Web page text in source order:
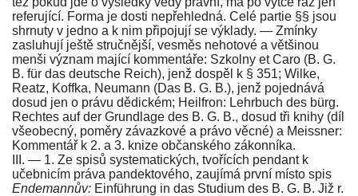
referující. Forma je dosti nepřehledná. Celé partie §§ jsou
shrnuty v jedno a k nim připojují se výklady. — Zmínky
zasluhují ještě stručnější, vesměs nehotové a většinou
menši význam mající kommentáře: Szkolny et Caro (B. G.
B. für das deutsche Reich), jenž dospěl k § 351; Wilke,
Reatz, Koffka, Neumann (Das B. G. B.), jenž pojednává
dosud jen o právu dědickém; Heilfron: Lehrbuch des bürg.
Rechtes auf der Grundlage des B. G. B., dosud tři knihy (díl
všeobecný, poměry závazkové a právo věcné) a Meissner:
Kommentář k 2. a 3. knize občanského zákonníka.
III. — 1. Ze spisů systematických, tvořících pendant k
učebnicím práva pandektového, zaujímá první místo spis
Endemannův: Einführung in das Studium des B. G. B. Již r.